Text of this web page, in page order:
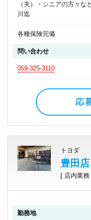
（夫）・シニアの方々
川迄
各種保険完備
問い合わせ
059-325-3110
トヨダ
豊田店
[ 店内業務
勤務地